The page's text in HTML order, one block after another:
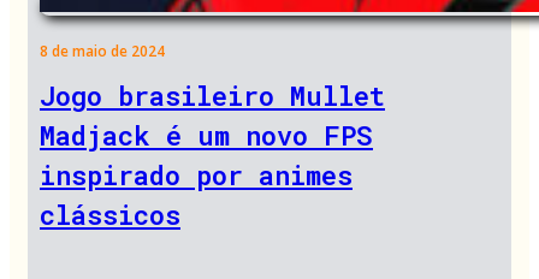
8 de maio de 2024
Jogo brasileiro Mullet
Madjack é um novo FPS
inspirado por animes
clássicos